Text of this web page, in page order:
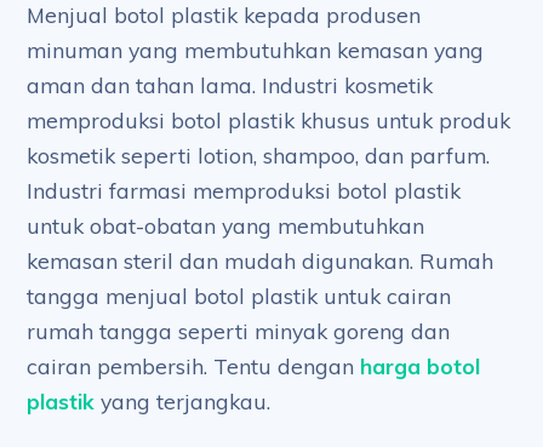
Menjual botol plastik kepada produsen
minuman yang membutuhkan kemasan yang
aman dan tahan lama. Industri kosmetik
memproduksi botol plastik khusus untuk produk
kosmetik seperti lotion, shampoo, dan parfum.
Industri farmasi memproduksi botol plastik
untuk obat-obatan yang membutuhkan
kemasan steril dan mudah digunakan. Rumah
tangga menjual botol plastik untuk cairan
rumah tangga seperti minyak goreng dan
cairan pembersih. Tentu dengan harga botol
plastik yang terjangkau.